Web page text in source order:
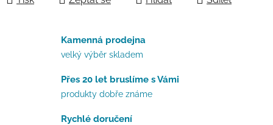
Kamenná prodejna
velký výběr skladem
Přes 20 let bruslíme s Vámi
produkty dobře známe
Rychlé doručení